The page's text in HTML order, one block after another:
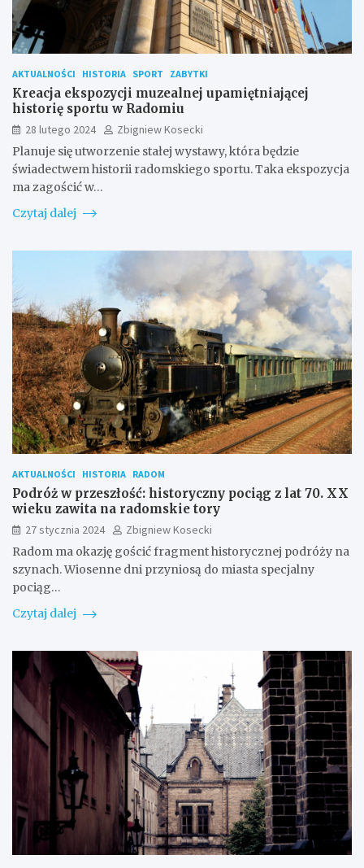
AKTUALNOŚCI HISTORIA SPORT ZABYTKI
Kreacja ekspozycji muzealnej upamiętniającej
historię sportu w Radomiu
28 lutego 2024
Zbigniew Kosecki
Planuje się utworzenie stałej wystawy, która będzie
świadectwem historii radomskiego sportu. Taka ekspozycja
ma zagościć w…
Czytaj dalej
AKTUALNOŚCI HISTORIA RADOM
Podróż w przeszłość: historyczny pociąg z lat 70. XX
wieku zawita na radomskie tory
27 stycznia 2024
Zbigniew Kosecki
Radom ma okazję gościć fragment historycznej podróży na
szynach. Wiosenne dni przyniosą do miasta specjalny
pociąg…
Czytaj dalej